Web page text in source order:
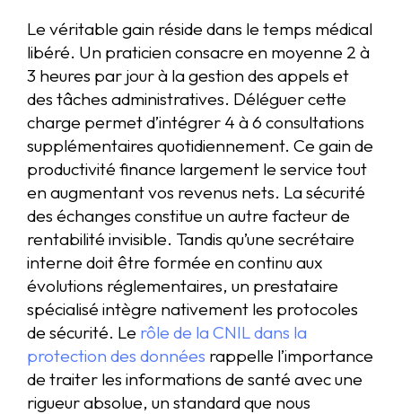
Le véritable gain réside dans le temps médical
libéré. Un praticien consacre en moyenne 2 à
3 heures par jour à la gestion des appels et
des tâches administratives. Déléguer cette
charge permet d’intégrer 4 à 6 consultations
supplémentaires quotidiennement. Ce gain de
productivité finance largement le service tout
en augmentant vos revenus nets. La sécurité
des échanges constitue un autre facteur de
rentabilité invisible. Tandis qu’une secrétaire
interne doit être formée en continu aux
évolutions réglementaires, un prestataire
spécialisé intègre nativement les protocoles
de sécurité. Le rôle de la CNIL dans la
protection des données rappelle l’importance
de traiter les informations de santé avec une
rigueur absolue, un standard que nous